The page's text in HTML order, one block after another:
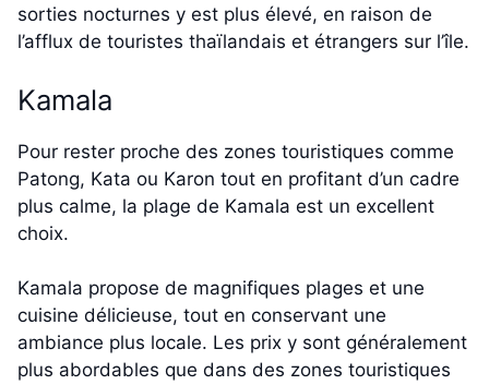
sorties nocturnes y est plus élevé, en raison de
l’afflux de touristes thaïlandais et étrangers sur l’île.
Kamala
Pour rester proche des zones touristiques comme
Patong, Kata ou Karon tout en profitant d’un cadre
plus calme, la plage de Kamala est un excellent
choix.
Kamala propose de magnifiques plages et une
cuisine délicieuse, tout en conservant une
ambiance plus locale. Les prix y sont généralement
plus abordables que dans des zones touristiques